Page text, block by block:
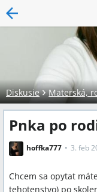
Diskusie Materská,
Pnka po
hoffka777 3. feb
Chcem sa opytat
tehotenstvo) po